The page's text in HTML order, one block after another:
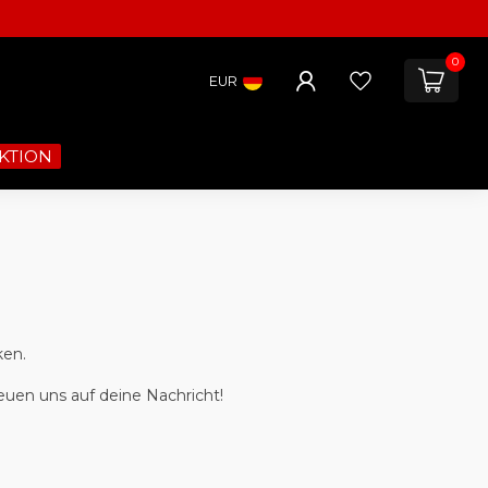
EUR
0
uns auf deine Nachricht!